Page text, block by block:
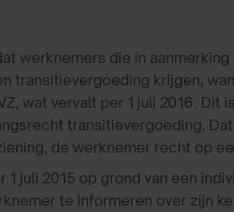
werknemers die in
transitievergoeding krijgen,
wat vervalt per 1 juli 2016. Dit
transitievergoeding.
de werknemer recht op
1 juli 2015 op grond van een
te informeren over zijn